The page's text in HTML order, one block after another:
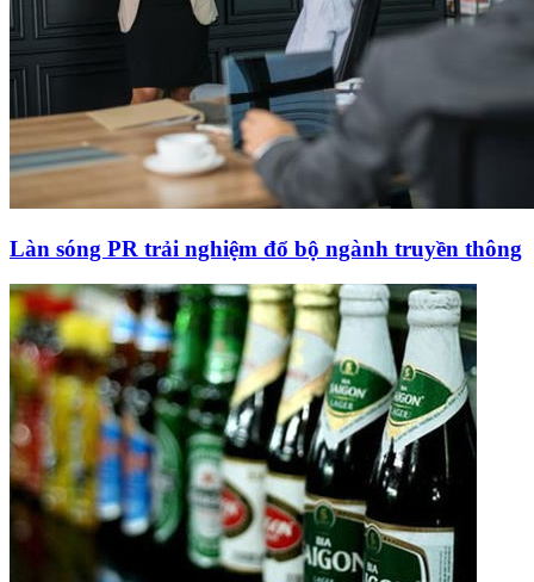
Làn sóng PR trải nghiệm đổ bộ ngành truyền thông